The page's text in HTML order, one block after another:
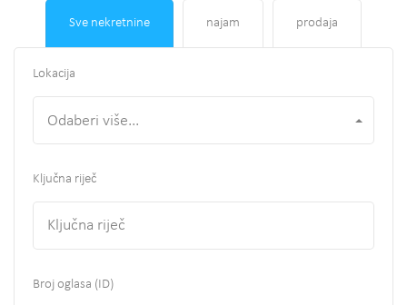
Sve nekretnine najam prodaja
Lokacija
Odaberi više...
Ključna riječ
Broj oglasa (ID)